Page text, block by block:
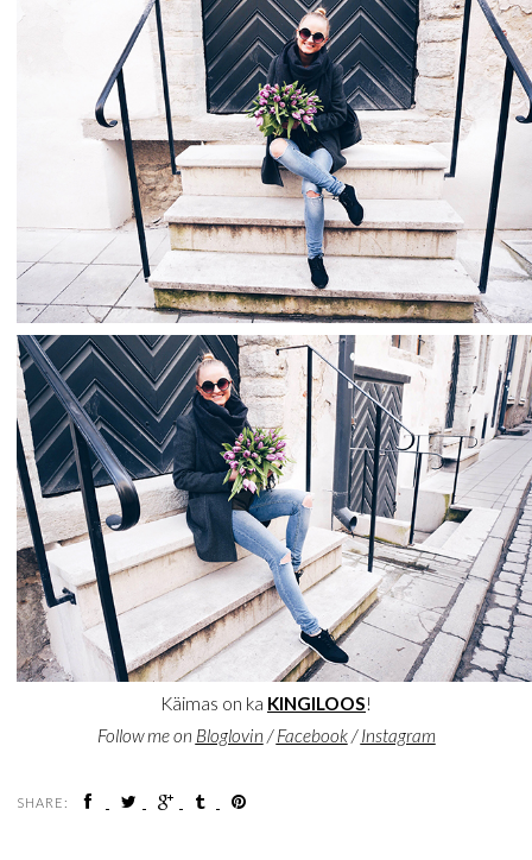
Käimas on ka KINGILOOS!
Follow me on Bloglovin /Facebook/Instagram
SHARE: